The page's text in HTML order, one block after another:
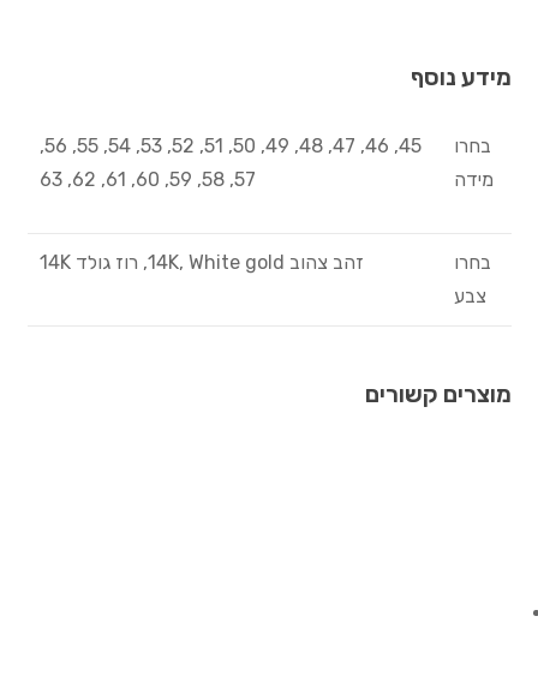
מידע נוסף
בחרו
מידה
45, 46, 47, 48, 49, 50, 51, 52, 53, 54, 55, 56,
57, 58, 59, 60, 61, 62, 63
בחרו
צבע
זהב צהוב 14K, White gold, רוז גולד 14K
מוצרים קשורים